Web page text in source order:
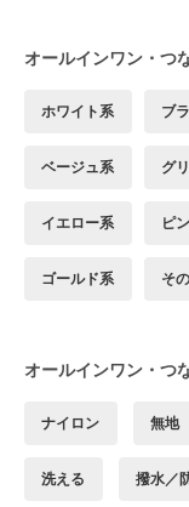
オールインワン・つ
ホワイト系 ブ
ベージュ系 グ
イエロー系 ピ
ゴールド系 そ
オールインワン・つ
ナイロン 無地
洗える 撥水／